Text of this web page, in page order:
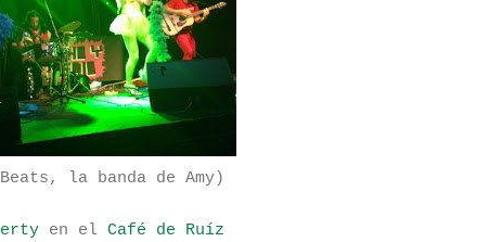
la banda de Amy)
en el Café de Ruíz